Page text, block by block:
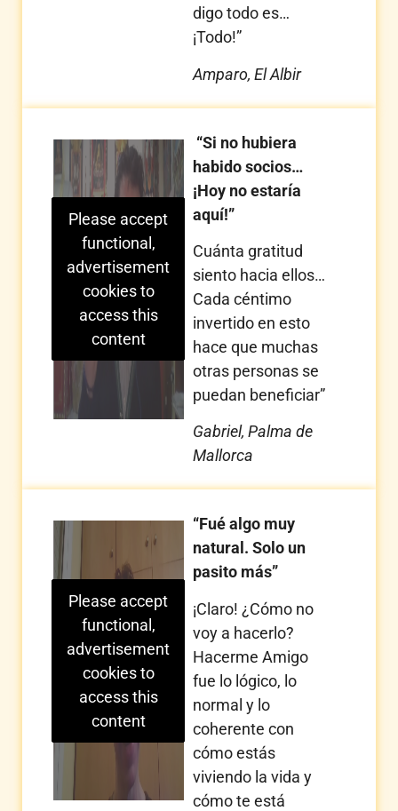
digo todo es…
¡Todo!”
Amparo, El Albir
Please accept
functional,
advertisement
cookies to
access this
content
“Si no hubiera
habido socios…
¡Hoy no estaría
aquí!”
Cuánta gratitud
siento hacia ellos…
Cada céntimo
invertido en esto
hace que muchas
otras personas se
puedan beneficiar”
Gabriel, Palma de
Mallorca
Please accept
functional,
advertisement
cookies to
access this
content
“Fué algo muy
natural. Solo un
pasito más”
¡Claro! ¿Cómo no
voy a hacerlo?
Hacerme Amigo
fue lo lógico, lo
normal y lo
coherente con
cómo estás
viviendo la vida y
cómo te está